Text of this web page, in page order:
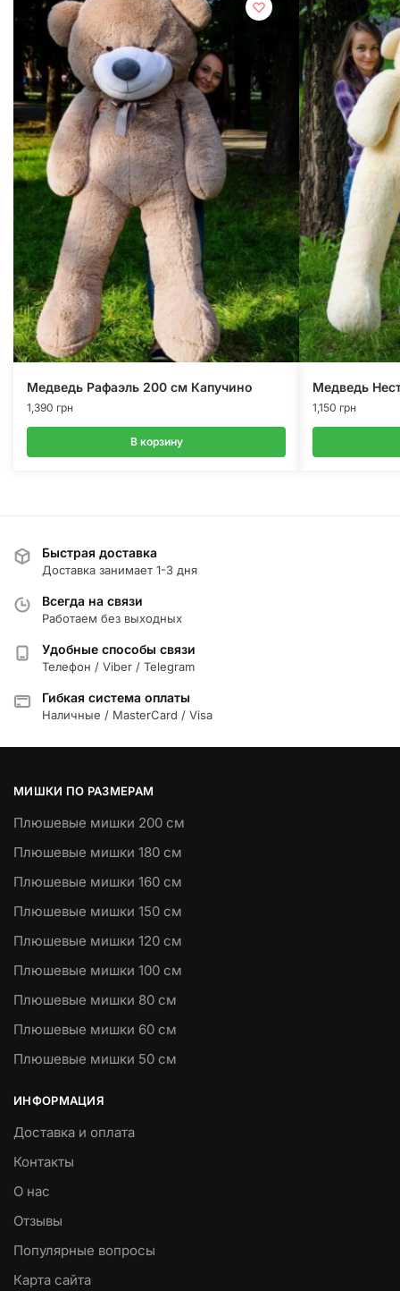
Медведь Рафаэль 200 см Капучино
1,390 грн
В корзину
Медведь
1,150 грн
Быстрая доставка
Доставка занимает 1-3 дня
Всегда на связи
Работаем без выходных
Удобные способы связи
Телефон / Viber / Telegram
Гибкая система оплаты
Наличные / MasterCard / Visa
МИШКИ ПО РАЗМЕРАМ
Плюшевые мишки 200 см
Плюшевые мишки 180 см
Плюшевые мишки 160 см
Плюшевые мишки 150 см
Плюшевые мишки 120 см
Плюшевые мишки 100 см
Плюшевые мишки 80 см
Плюшевые мишки 60 см
Плюшевые мишки 50 см
ИНФОРМАЦИЯ
Доставка и оплата
Контакты
О нас
Отзывы
Популярные вопросы
Карта сайта